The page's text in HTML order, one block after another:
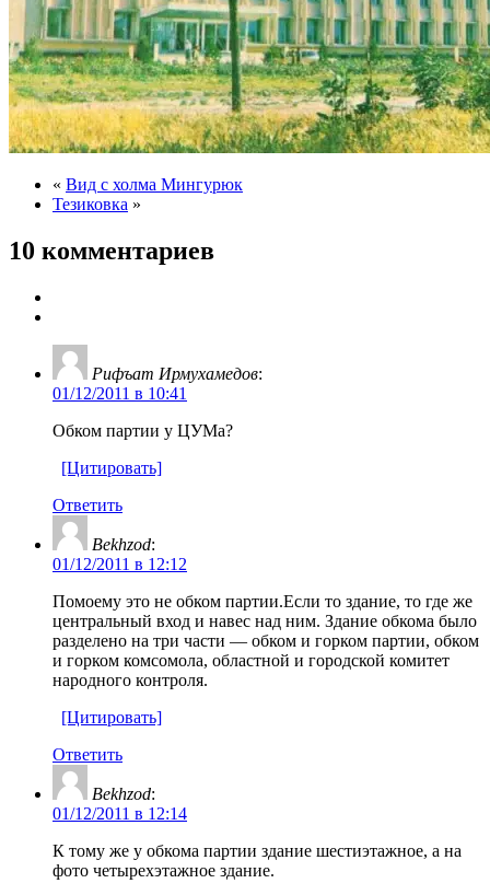
« Вид с холма Мингурюк
Тезиковка »
10 комментариев
Рифъат Ирмухамедов:
01/12/2011 в 10:41
Обком партии у ЦУМа?
[Цитировать]
Ответить
Bekhzod:
01/12/2011 в 12:12
Помоему это не обком партии.Если то здание, то где же
центральный вход и навес над ним. Здание обкома было
разделено на три части — обком и горком партии, обком
и горком комсомола, областной и городской комитет
народного контроля.
[Цитировать]
Ответить
Bekhzod:
01/12/2011 в 12:14
К тому же у обкома партии здание шестиэтажное, а на
фото четырехэтажное здание.